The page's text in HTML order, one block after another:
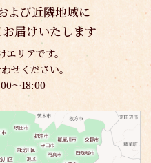
よび近隣地域に
届けいたします
エリアです。
せください。
〜18:00